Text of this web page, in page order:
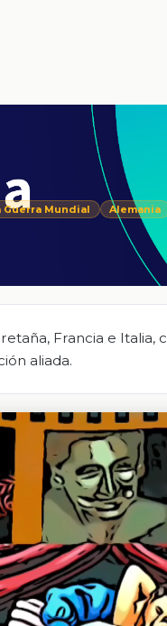
Guerra Mundial Alemania
Francia e
aliada.